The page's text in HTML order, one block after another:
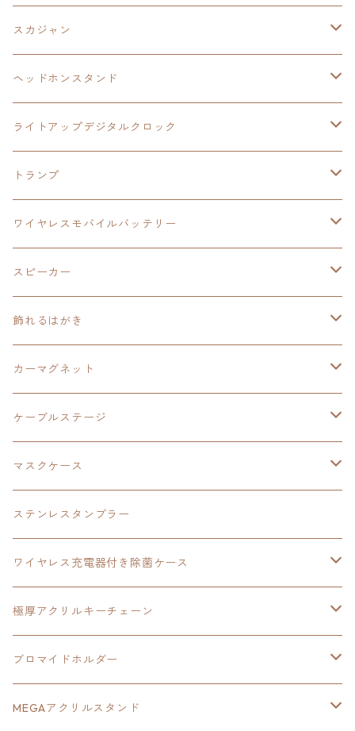
置くだけスピーカー
飾れるはがき
手帳型スマホカバー
モバイルバッテリー
オーロラアクリルスタンド
零の軌跡：改
碧の軌跡：改
創の軌跡
ケーブルステージ
イラストフレームクロック
ダブルアクリルキーチェーン
40周年記念
黎の軌跡
3in1充電ケーブル
カードサイズスピーカー
黎の軌跡Ⅱ
イースⅩ
東亰ザナドゥeX+
極厚アクリルキーチェーン
オーロラアクリルスタンド
イースvs空の軌跡
軌跡シリーズ20周年
界の軌跡
アクリルマグネット
ヘッドホンスタンド
空の軌跡1st
イース
亰都ザナドゥ
王冠クリップ
阪神タイガース
閃の軌跡Ⅲ
ソーラーパネル
LEDライト付き
閃の軌跡Ⅳ
イースⅨ
閃の軌跡Ⅳ
イースⅨ
零の軌跡：改
碧の軌跡：改
創の軌跡
黎の軌跡
黎の軌跡Ⅱ
空の軌跡1st
界の軌跡
閃の軌跡
スカジャン
サンリオ
ワンピース
今日から俺は！！
ゴジラ
手塚治虫
ウルトラマン
タツノコプロ
ドラえもん
ヘッドホンスタンド
閃の軌跡Ⅳ
イースⅨ
零の軌跡：改
碧の軌跡：改
創の軌跡
黎の軌跡
黎の軌跡Ⅱ
界の軌跡
ライトアップデジタルクロック
閃の軌跡Ⅳ
イースⅨ
零の軌跡：改
碧の軌跡：改
創の軌跡
トランプ
日本ファルコム
ワイヤレスモバイルバッテリー
イースⅨ
閃の軌跡
閃の軌跡Ⅳ
零の軌跡：改
碧の軌跡：改
創の軌跡
40周年記念
スピーカー
置くだけスピーカー
碧の軌跡：改
創の軌跡
バイブレーションスピーカー
軌跡シリーズ15周年
創の軌跡
飾れるはがき
閃の軌跡Ⅳ
イースⅨ
創の軌跡
カーマグネット
軌跡シリーズ
ケーブルステージ
閃の軌跡Ⅲ
創の軌跡
マスクケース
創の軌跡
ステンレスタンブラー
ワイヤレス充電器付き除菌ケース
創の軌跡
イース
極厚アクリルキーチェーン
日本ファルコム40周年記念イラスト
黎の軌跡
ブロマイドホルダー
40周年記念
MEGAアクリルスタンド